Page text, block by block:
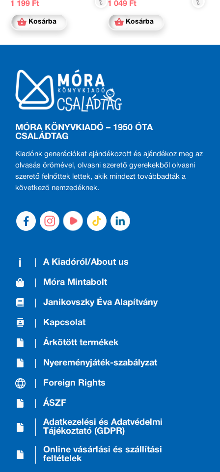
1 199 Ft
Kosárba
1 049 Ft
Kosárba
MÓRA KÖNYVKIADÓ – 1950 ÓTA
CSALÁDTAG
Kiadónk generációkat ajándékozott és ajándékoz meg az
olvasás örömével, olvasni szerető gyerekekből olvasni
szerető felnőttek lettek, akik mindezt továbbadták a
következő nemzedéknek.
A Kiadóról/About us
Móra Mintabolt
Janikovszky Éva Alapítvány
Kapcsolat
Árkötött termékek
Nyereményjáték-szabályzat
Foreign Rights
ÁSZF
Adatkezelési és Adatvédelmi
Tájékoztató (GDPR)
Online vásárlási és szállítási
feltételek